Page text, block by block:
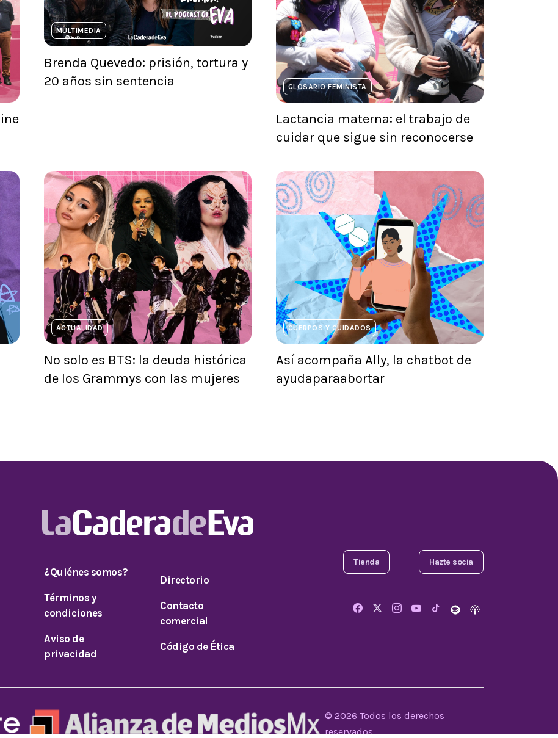
Comparta este artículo
MULTIMEDIA
Brenda Quevedo: prisión, tortura y
20 años sin sentencia
GLOSARIO FEMINISTA
Lactancia materna: el trabajo de
cuidar que sigue sin reconocerse
ACTUALIDAD
No solo es BTS: la deuda histórica
de los Grammys con las mujeres
CUERPOS Y CUIDADOS
Así acompaña Ally, la chatbot de
ayudaparaabortar
¿Quiénes somos?
Términos y
condiciones
Aviso de
privacidad
Directorio
Contacto
comercial
Código de Ética
Tienda Hazte socia
© 2026 Todos los derechos
reservados